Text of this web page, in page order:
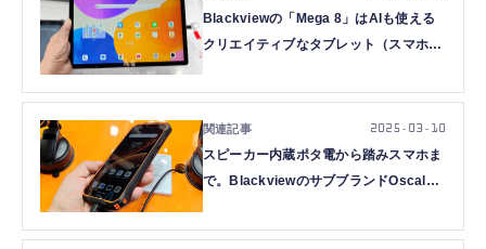
Blackviewの「Mega 8」はAIも使える
クリエイティブなタブレット（スマホ
スピーカー内蔵ポタ電から踏みスマホま
で。BlackviewのサブブランドOscalの
2025.03.10